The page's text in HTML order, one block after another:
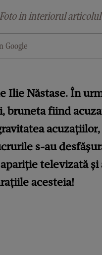
Foto in interiorul
Google
Ilie Năstase. În
fiind
s-au
televizată
acesteia!